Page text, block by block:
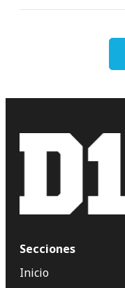
Secciones
Inicio